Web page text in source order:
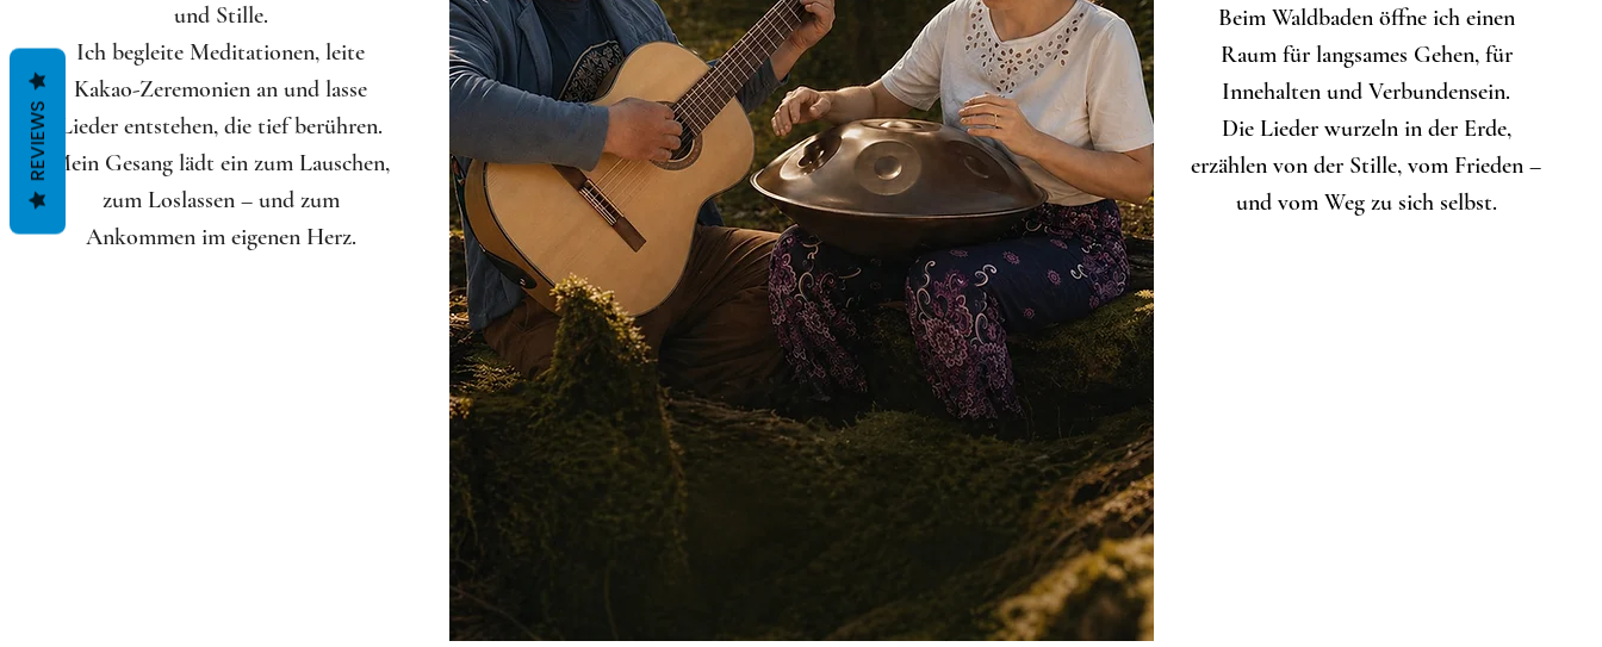
und Stille.
Ich begleite Meditationen, leite
Kakao-Zeremonien an und lasse
Lieder entstehen, die tief berühren.
Mein Gesang lädt ein zum Lauschen,
zum Loslassen – und zum
Ankommen im eigenen Herz.
Beim Waldbaden öffne ich einen
Raum für langsames Gehen, für
Innehalten und Verbundensein.
Die Lieder wurzeln in der Erde,
erzählen von der Stille, vom Frieden –
und vom Weg zu sich selbst.
REVIEWS